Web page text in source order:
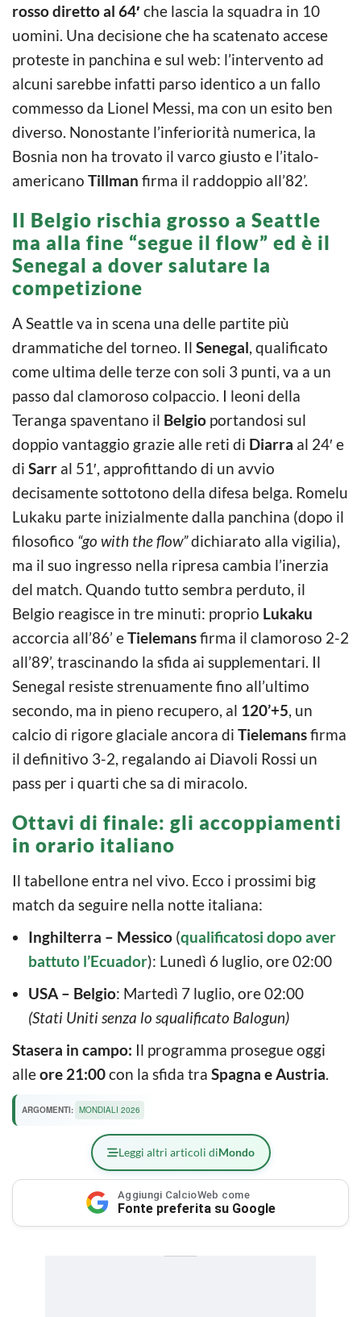
rosso diretto al 64′ che lascia la squadra in 10
uomini. Una decisione che ha scatenato accese
proteste in panchina e sul web: l’intervento ad
alcuni sarebbe infatti parso identico a un fallo
commesso da Lionel Messi, ma con un esito ben
diverso. Nonostante l’inferiorità numerica, la
Bosnia non ha trovato il varco giusto e l’italo-
americano Tillman firma il raddoppio all’82’.
Il Belgio rischia grosso a Seattle
ma alla fine “segue il flow” ed è il
Senegal a dover salutare la
competizione
A Seattle va in scena una delle partite più
drammatiche del torneo. Il Senegal, qualificato
come ultima delle terze con soli 3 punti, va a un
passo dal clamoroso colpaccio. I leoni della
Teranga spaventano il Belgio portandosi sul
doppio vantaggio grazie alle reti di Diarra al 24′ e
di Sarr al 51′, approfittando di un avvio
decisamente sottotono della difesa belga. Romelu
Lukaku parte inizialmente dalla panchina (dopo il
filosofico “go with the flow”dichiarato alla vigilia),
ma il suo ingresso nella ripresa cambia l’inerzia
del match. Quando tutto sembra perduto, il
Belgio reagisce in tre minuti: proprio Lukaku
accorcia all’86’ eTielemansfirma il clamoroso 2-2
all’89’, trascinando la sfida ai supplementari. Il
Senegal resiste strenuamente fino all’ultimo
secondo, ma in pieno recupero, al 120’+5, un
calcio di rigore glaciale ancora di Tielemansfirma
il definitivo 3-2, regalando ai Diavoli Rossi un
pass per i quarti che sa di miracolo.
Ottavi di finale: gli accoppiamenti
in orario italiano
Il tabellone entra nel vivo. Ecco i prossimi big
match da seguire nella notte italiana:
Inghilterra – Messico (qualificatosi dopo aver
battuto l’Ecuador): Lunedì 6 luglio, ore 02:00
USA – Belgio: Martedì 7 luglio, ore 02:00
(Stati Uniti senza lo squalificato Balogun)
Stasera in campo: Il programma prosegue oggi
alleore 21:00con la sfida tra Spagna e Austria.
ARGOMENTI: MONDIALI 2026
Leggi altri articoli diMondo
Aggiungi CalcioWeb come
Fonte preferita su Google